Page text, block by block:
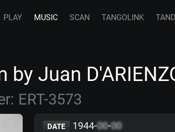
PLAY MUSIC SCAN TANGOLINK
by Juan
ERT-3573
DATE 1944-00-00